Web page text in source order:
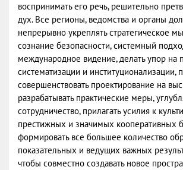
воспринимать его речь, решительно
дух. Все регионы, ведомства и органы
непрерывно укреплять стратегическое
сознание безопасности, системный
международное видение, делать упор на
систематизации и институционализации,
совершенствовать проектирование на
разрабатывать практические меры,
сотрудничество, прилагать усилия к
престижных и значимых кооперативных
формировать все большее количество
показательных и ведущих важных
чтобы совместно создавать новое